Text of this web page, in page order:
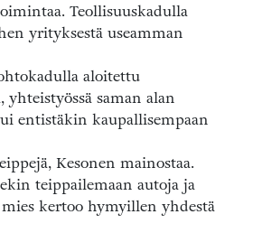
Teollisuuskadulla
yrityksestä useamman
aloitettu
saman alan
entistäkin kaupallisempaan
Kesonen mainostaa.
teippailemaan autoja ja
kertoo hymyillen yhdestä